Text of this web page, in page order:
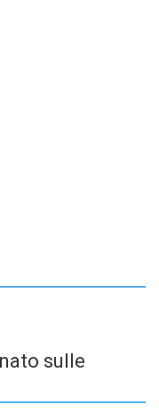
sulle